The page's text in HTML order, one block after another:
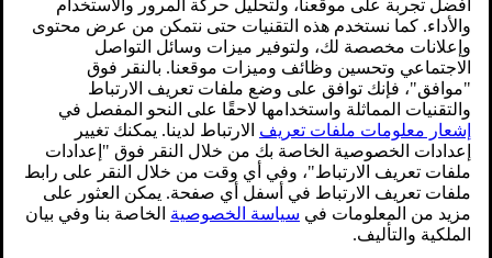
زرّ وظيفة الإطفاء التلقائي للمصابيح في الكونسول
العلوي
إنّ وظيفة المصابيح الداخلية التلقائية، التي تحمل أحيانًا تسمية
"مصابيح الترحيب"، تتيح إضاءة المصابيح الداخلية بشكل تلقائي عند
قيامك بفتح باب السيارة. يمكن لميزة المصابيح التلقائية أن تسهّل